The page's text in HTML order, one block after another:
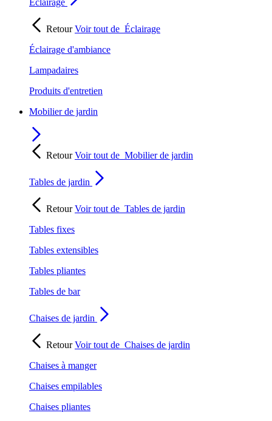
RetourVoir tout de Éclairage
Éclairage d'ambiance
Lampadaires
Produits d'entretien
Mobilier de jardin
RetourVoir tout de Mobilier de jardin
Tables de jardin
RetourVoir tout de Tables de jardin
Tables fixes
Tables extensibles
Tables pliantes
Tables de bar
Chaises de jardin
RetourVoir tout de Chaises de jardin
Chaises à manger
Chaises empilables
Chaises pliantes